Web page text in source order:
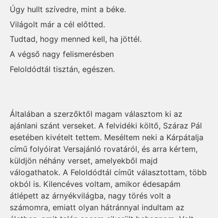
Úgy hullt szívedre, mint a béke.
Világolt már a cél előtted.
Tudtad, hogy menned kell, ha jöttél.
A végső nagy felismerésben
Feloldódtál tisztán, egészen.
Általában a szerzőktől magam választom ki az
ajánlani szánt verseket. A felvidéki költő, Száraz Pál
esetében kivételt tettem. Meséltem neki a Kárpátalja
című folyóirat Versajánló rovatáról, és arra kértem,
küldjön néhány verset, amelyekből majd
válogathatok. A Feloldódtál címűt választottam, több
okból is. Kilencéves voltam, amikor édesapám
átlépett az árnyékvilágba, nagy törés volt a
számomra, emiatt olyan hátránnyal indultam az